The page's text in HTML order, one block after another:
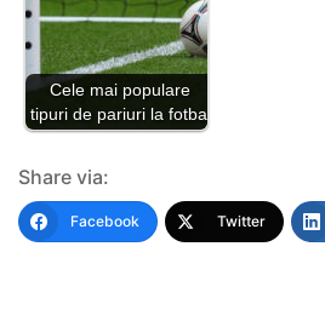
Cele mai populare
tipuri de pariuri la fotbal
Share via:
Facebook Twitter